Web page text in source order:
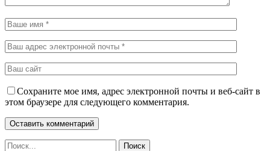
Сохраните мое имя, адрес электронной почты и веб-сайт в
этом браузере для следующего комментария.